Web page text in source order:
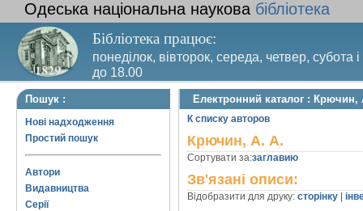
Одеська національна наукова бібліотека
Бібліотека працює:
понеділок, вівторок, середа, четвер, субота
до 18.00
Вихідний день – п’ятниця. Останній четвер
Пошук :
Нові надходження
Простий пошук
Автори
Видавництва
Серії
Електронний каталог : Крючин,
К списку авторов
Крючин, А. А.
Сортувати за:заглавию
Зв'язані описи:
Відобразити для друку: сторінку